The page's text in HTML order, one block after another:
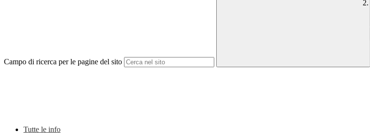
Campo di ricerca per le pagine del sito
Tutte le info